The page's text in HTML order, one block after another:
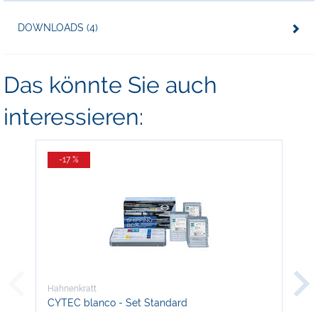
DOWNLOADS (4)
Das könnte Sie auch
interessieren:
-17 %
Hahnenkratt
CYTEC blanco - Set Standard